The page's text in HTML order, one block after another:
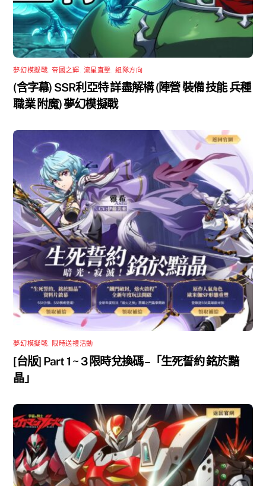
夢幻模擬戰 ,帝國之輝 流星直擊 ,組隊方向
(含字幕) SSR利亞特 詳盡解構 (陣營 裝備 技能 兵種
職業 附魔) 夢幻模擬戰
夢幻模擬戰 限時送禮活動
[台版] Part 1 ~ 3 限時兌換碼 –「生死誓約 銘於黯
晶」